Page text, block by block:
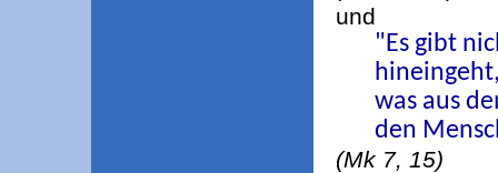
und
"Es gibt
was aus
den
(Mk 7, 15)